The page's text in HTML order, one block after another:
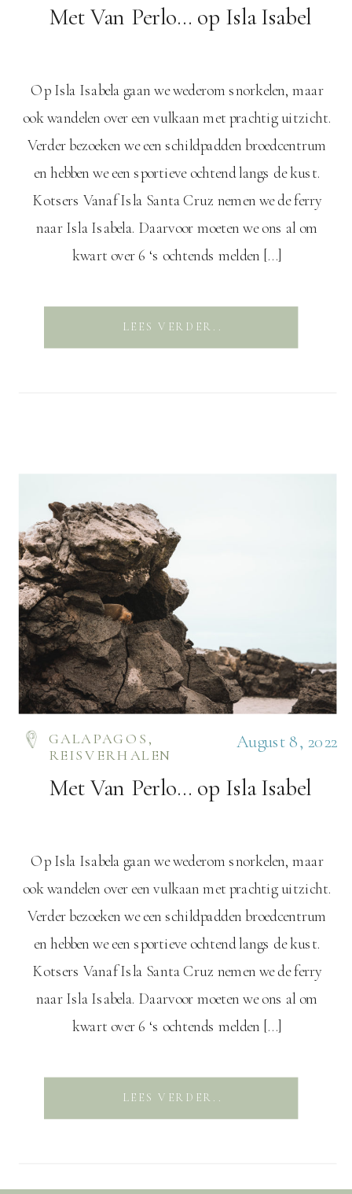
Met Van Perlo… op Isla Isabel
Op Isla Isabela gaan we wederom snorkelen, maar
ook wandelen over een vulkaan met prachtig uitzicht.
Verder bezoeken we een schildpadden broedcentrum
en hebben we een sportieve ochtend langs de kust.
Kotsers Vanaf Isla Santa Cruz nemen we de ferry
naar Isla Isabela. Daarvoor moeten we ons al om
kwart over 6 ‘s ochtends melden […]
LEES VERDER..
Met Van Perlo… op Isla Isabel
Op Isla Isabela gaan we wederom snorkelen, maar
ook wandelen over een vulkaan met prachtig uitzicht.
Verder bezoeken we een schildpadden broedcentrum
en hebben we een sportieve ochtend langs de kust.
Kotsers Vanaf Isla Santa Cruz nemen we de ferry
naar Isla Isabela. Daarvoor moeten we ons al om
kwart over 6 ‘s ochtends melden […]
LEES VERDER..
GALAPAGOS ,
REISVERHALEN
August 8, 2022